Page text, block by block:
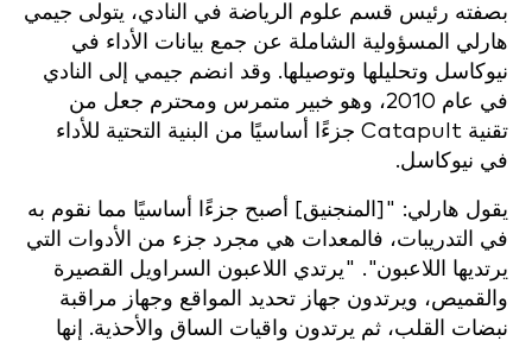
بصفته رئيس قسم علوم الرياضة في النادي، يتولى جيمي
هارلي المسؤولية الشاملة عن جمع بيانات الأداء في
نيوكاسل وتحليلها وتوصيلها. وقد انضم جيمي إلى النادي
في عام 2010، وهو خبير متمرس ومحترم جعل من
تقنية Catapult جزءًا أساسيًا من البنية التحتية للأداء
في نيوكاسل.
يقول هارلي: "[المنجنيق] أصبح جزءًا أساسيًا مما نقوم به
في التدريبات، فالمعدات هي مجرد جزء من الأدوات التي
يرتديها اللاعبون". "يرتدي اللاعبون السراويل القصيرة
والقميص، ويرتدون جهاز تحديد المواقع وجهاز مراقبة
نبضات القلب، ثم يرتدون واقيات الساق والأحذية. إنها